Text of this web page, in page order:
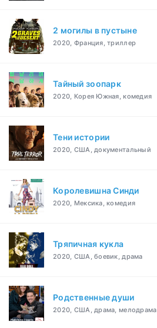
2 могилы в пустыне
2020, Франция, триллер
Тайный зоопарк
2020, Корея Южная, комедия
Тени истории
2020, США, документальный
Королевишна Синди
2020, Мексика, комедия
Тряпичная кукла
2020, США, боевик, драма
Родственные души
2020, США, драма, мелодрама